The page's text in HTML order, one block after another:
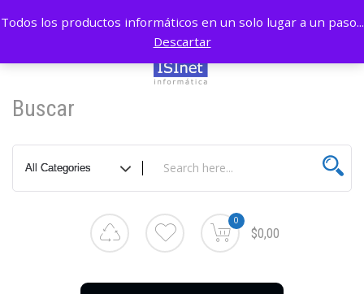
Buscar
0
$0,00
Todos los productos informáticos en un solo lugar a un paso...
Descartar